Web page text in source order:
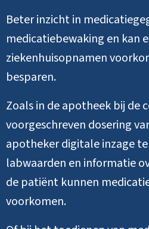
Beter inzicht in
medicatiebewaking en kan
ziekenhuisopnamen
besparen.
Zoals in de apotheek bij de
voorgeschreven dosering
apotheker digitale inzage
labwaarden en informatie
de patiënt kunnen
voorkomen.